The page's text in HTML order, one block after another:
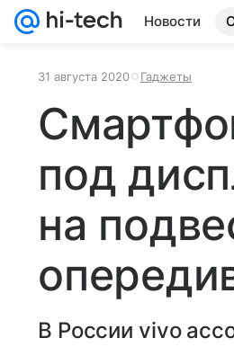
Новости
31 августа 2020 Гаджеты
под
на
В России vivo